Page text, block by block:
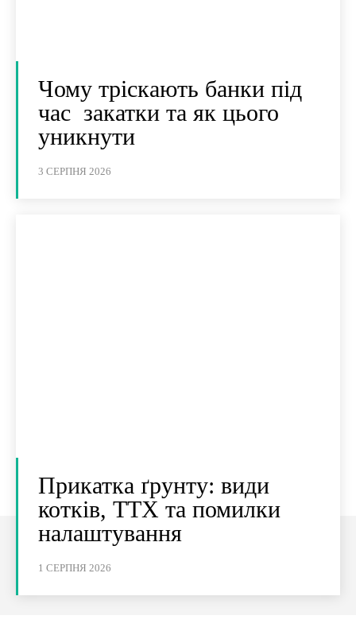
Чому тріскають банки під
час закатки та як цього
уникнути
3 СЕРПНЯ 2026
Прикатка ґрунту: види
котків, ТТХ та помилки
налаштування
1 СЕРПНЯ 2026